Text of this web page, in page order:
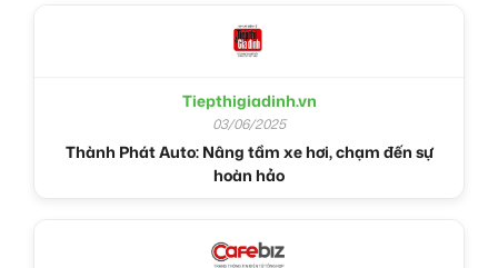
Tiepthigiadinh.vn
03/06/2025
Thành Phát Auto: Nâng tầm xe hơi, chạm đến sự
hoàn hảo